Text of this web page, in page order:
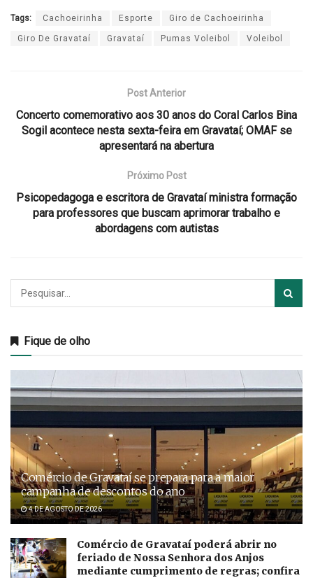
Tags: Cachoeirinha Esporte Giro de Cachoeirinha
Giro De Gravataí Gravataí Pumas Voleibol Voleibol
Post Anterior
Concerto comemorativo aos 30 anos do Coral Carlos Bina
Sogil acontece nesta sexta-feira em Gravataí; OMAF se
apresentará na abertura
Próximo Post
Psicopedagoga e escritora de Gravataí ministra formação
para professores que buscam aprimorar trabalho e
abordagens com autistas
Fique de olho
Comércio de Gravataí se prepara para a maior
campanha de descontos do ano
4 DE AGOSTO DE 2026
Comércio de Gravataí poderá abrir no
feriado de Nossa Senhora dos Anjos
mediante cumprimento de regras; confira